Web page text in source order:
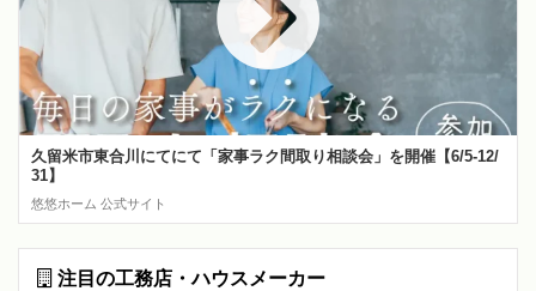
久留米市東合川にてにて「家事ラク間取り相談会」を開催【6/5-12/
31】
悠悠ホーム 公式サイト
注目の工務店・ハウスメーカー